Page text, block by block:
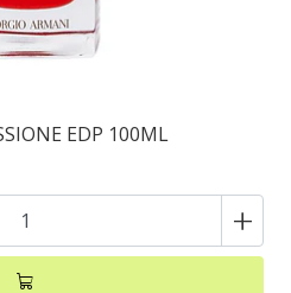
EDP 100ML
+